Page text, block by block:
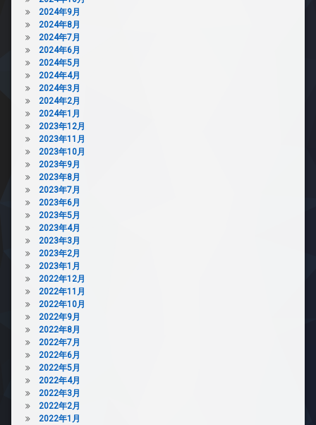
2024年9月
2024年8月
2024年7月
2024年6月
2024年5月
2024年4月
2024年3月
2024年2月
2024年1月
2023年12月
2023年11月
2023年10月
2023年9月
2023年8月
2023年7月
2023年6月
2023年5月
2023年4月
2023年3月
2023年2月
2023年1月
2022年12月
2022年11月
2022年10月
2022年9月
2022年8月
2022年7月
2022年6月
2022年5月
2022年4月
2022年3月
2022年2月
2022年1月